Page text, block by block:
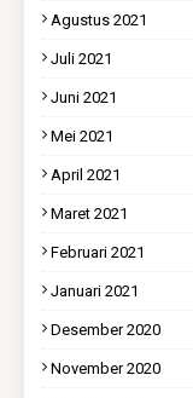
Agustus 2021
Juli 2021
Juni 2021
Mei 2021
April 2021
Maret 2021
Februari 2021
Januari 2021
Desember 2020
November 2020